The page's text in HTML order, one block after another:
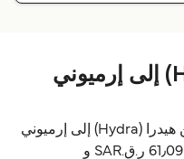
العبّارة من هيدرا (Hydra) إلى إرميوني
Blue Star Ferries يشغّل العبّارة من هيدرا (Hydra) إلى إرميوني
(Ermioni). أسعار العبّارة تتراوح بين 61٫09 ر.ق.‏SAR و